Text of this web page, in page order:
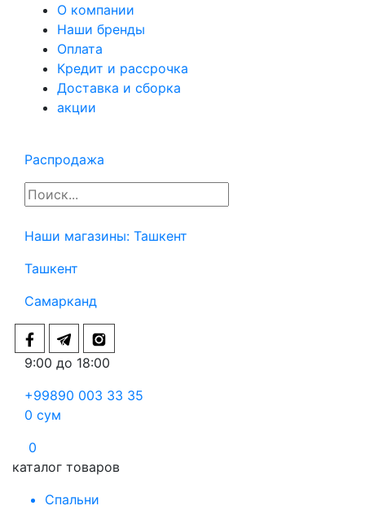
О компании
Наши бренды
Оплата
Кредит и рассрочка
Доставка и сборка
акции
Распродажа
Наши магазины: Ташкент
Ташкент
Самарканд
9:00 до 18:00
+99890 003 33 35
0 сум
0
каталог товаров
Спальни